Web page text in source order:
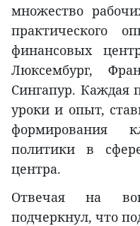
множество
практического
финансовых
Люксембург,
Сингапур. Каждая
уроки и опыт,
формирования
политики в
центра.
Отвечая на
подчеркнул, что